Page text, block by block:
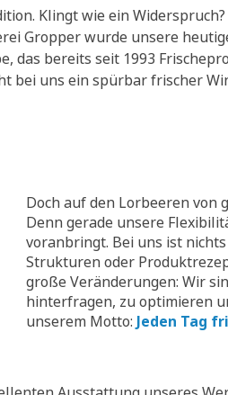
Klingt wie ein
Gropper wurde unsere
das bereits seit 1993
bei uns ein spürbar frischer
Doch auf den Lorbeeren von
Denn gerade unsere
voranbringt. Bei uns ist
Strukturen oder
große Veränderungen: Wir
hinterfragen, zu optimieren
unserem Motto: Jeden Tag